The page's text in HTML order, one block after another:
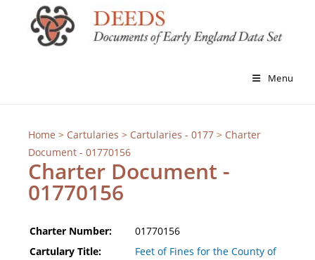
Menu
Home > Cartularies > Cartularies - 0177> Charter
Document - 01770156
Charter Document -
01770156
Charter Number:
01770156
Cartulary Title:
Feet of Fines for the County of